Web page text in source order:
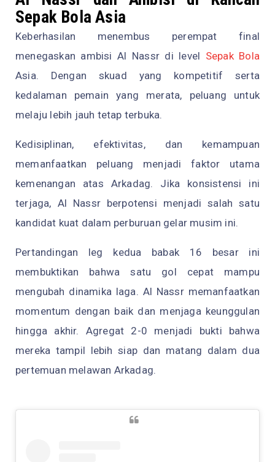
Sepak Bola Asia
Keberhasilan menembus perempat final
menegaskan ambisi Al Nassr di level Sepak Bola
Asia. Dengan skuad yang kompetitif serta
kedalaman pemain yang merata, peluang untuk
melaju lebih jauh tetap terbuka.
Kedisiplinan, efektivitas, dan kemampuan
memanfaatkan peluang menjadi faktor utama
kemenangan atas Arkadag. Jika konsistensi ini
terjaga, Al Nassr berpotensi menjadi salah satu
kandidat kuat dalam perburuan gelar musim ini.
Pertandingan leg kedua babak 16 besar ini
membuktikan bahwa satu gol cepat mampu
mengubah dinamika laga. Al Nassr memanfaatkan
momentum dengan baik dan menjaga keunggulan
hingga akhir. Agregat 2-0 menjadi bukti bahwa
mereka tampil lebih siap dan matang dalam dua
pertemuan melawan Arkadag.